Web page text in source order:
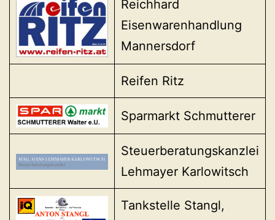
Reichhard
Eisenwarenhandlung
Mannersdorf
Reifen Ritz
Sparmarkt Schmutterer
Steuerberatungskanzlei
Lehmayer Karlowitsch
Tankstelle Stangl,